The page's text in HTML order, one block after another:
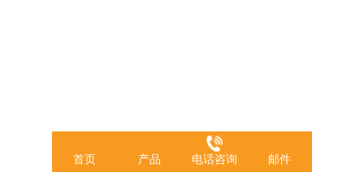
首页 产品 电话咨询 邮件